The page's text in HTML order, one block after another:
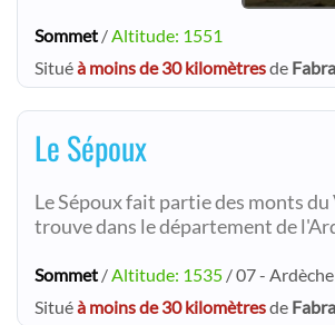
Sommet /Altitude: 1551
Situéà moins de 30 kilomètresde
Le Sépoux
Le Sépoux fait partie des monts du
trouve dans le département de
Sommet /Altitude: 1535 / 07 - Ardèche
Situéà moins de 30 kilomètresde